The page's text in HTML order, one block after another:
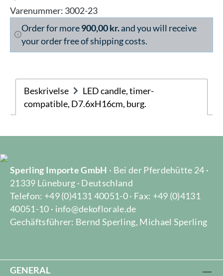
Varenummer: 3002-23
Order for more900,00 kr.and you will receive
your order free of shipping costs.
Beskrivelse
LED candle, timer-
compatible, D7.6xH16cm, burg.
Sperling Importe GmbH · Bei der Pferdehütte 24 ·
21339 Lüneburg · Deutschland
Telefon: +49 (0)4131 40051-0 · Fax: +49 (0)4131
40051-10 · info@dekoflorale.de
Gechäftsführer: Bernd Sperling, Michael Sperling
GENERAL